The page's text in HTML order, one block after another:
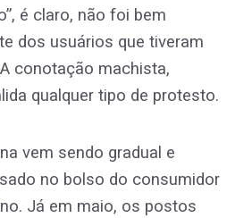
é claro, não foi bem
dos usuários que tiveram
conotação machista,
qualquer tipo de protesto.
vem sendo gradual e
no bolso do consumidor
Já em maio, os postos